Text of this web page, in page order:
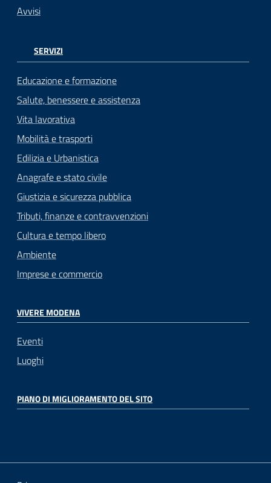
Avvisi
SERVIZI
Educazione e formazione
Salute, benessere e assistenza
Vita lavorativa
Mobilità e trasporti
Edilizia e Urbanistica
Anagrafe e stato civile
Giustizia e sicurezza pubblica
Tributi, finanze e contravvenzioni
Cultura e tempo libero
Ambiente
Imprese e commercio
VIVERE MODENA
Eventi
Luoghi
PIANO DI MIGLIORAMENTO DEL SITO